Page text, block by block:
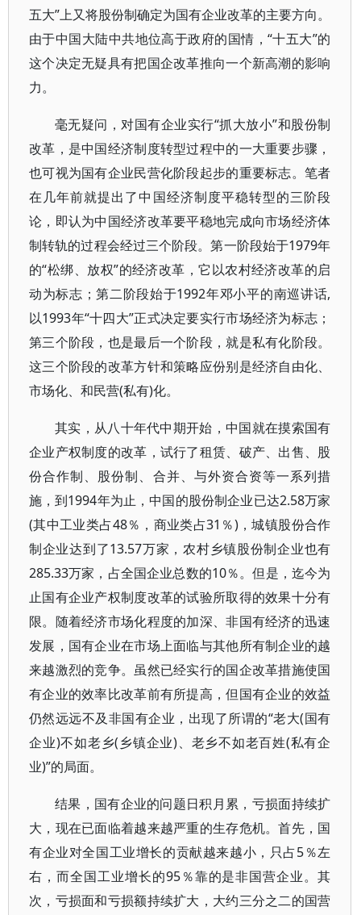
五大”上又将股份制确定为国有企业改革的主要方向。
由于中国大陆中共地位高于政府的国情，“十五大”的
这个决定无疑具有把国企改革推向一个新高潮的影响
力。
毫无疑问，对国有企业实行“抓大放小”和股份制
改革，是中国经济制度转型过程中的一大重要步骤，
也可视为国有企业民营化阶段起步的重要标志。笔者
在几年前就提出了中国经济制度平稳转型的三阶段
论，即认为中国经济改革要平稳地完成向市场经济体
制转轨的过程会经过三个阶段。第一阶段始于1979年
的“松绑、放权”的经济改革，它以农村经济改革的启
动为标志；第二阶段始于1992年邓小平的南巡讲话,
以1993年“十四大”正式决定要实行市场经济为标志；
第三个阶段，也是最后一个阶段，就是私有化阶段。
这三个阶段的改革方针和策略应份别是经济自由化、
市场化、和民营(私有)化。
其实，从八十年代中期开始，中国就在摸索国有
企业产权制度的改革，试行了租赁、破产、出售、股
份合作制、股份制、合并、与外资合资等一系列措
施，到1994年为止，中国的股份制企业已达2.58万家
(其中工业类占48％，商业类占31％)，城镇股份合作
制企业达到了13.57万家，农村乡镇股份制企业也有
285.33万家，占全国企业总数的10％。但是，迄今为
止国有企业产权制度改革的试验所取得的效果十分有
限。随着经济市场化程度的加深、非国有经济的迅速
发展，国有企业在市场上面临与其他所有制企业的越
来越激烈的竞争。虽然已经实行的国企改革措施使国
有企业的效率比改革前有所提高，但国有企业的效益
仍然远远不及非国有企业，出现了所谓的“老大(国有
企业)不如老乡(乡镇企业)、老乡不如老百姓(私有企
业)”的局面。
结果，国有企业的问题日积月累，亏损面持续扩
大，现在已面临着越来越严重的生存危机。首先，国
有企业对全国工业增长的贡献越来越小，只占5％左
右，而全国工业增长的95％靠的是非国营企业。其
次，亏损面和亏损额持续扩大，大约三分之二的国营